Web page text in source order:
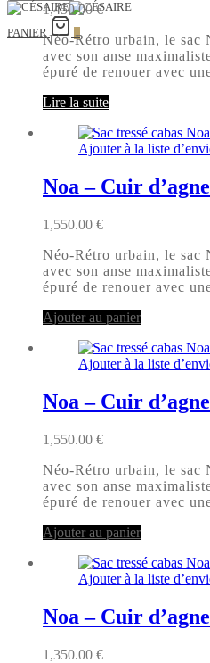
PANIER 0
1,450.00€
Néo-Rétro urbain, le sac
avec son anse
épuré de renouer avec
Lire la suite
Ajouter à la liste
Noa – Cuir
1,550.00 €
Néo-Rétro urbain, le sac
avec son anse
épuré de renouer avec
Ajouter au panier
Ajouter à la liste
Noa – Cuir
1,550.00 €
Néo-Rétro urbain, le sac
avec son anse
épuré de renouer avec
Ajouter au panier
Ajouter à la liste
Noa – Cuir
1,350.00 €